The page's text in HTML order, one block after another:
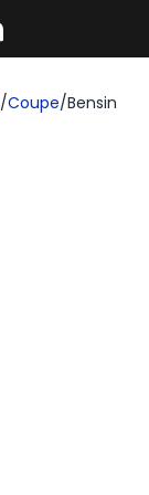
/Coupe/Bensin